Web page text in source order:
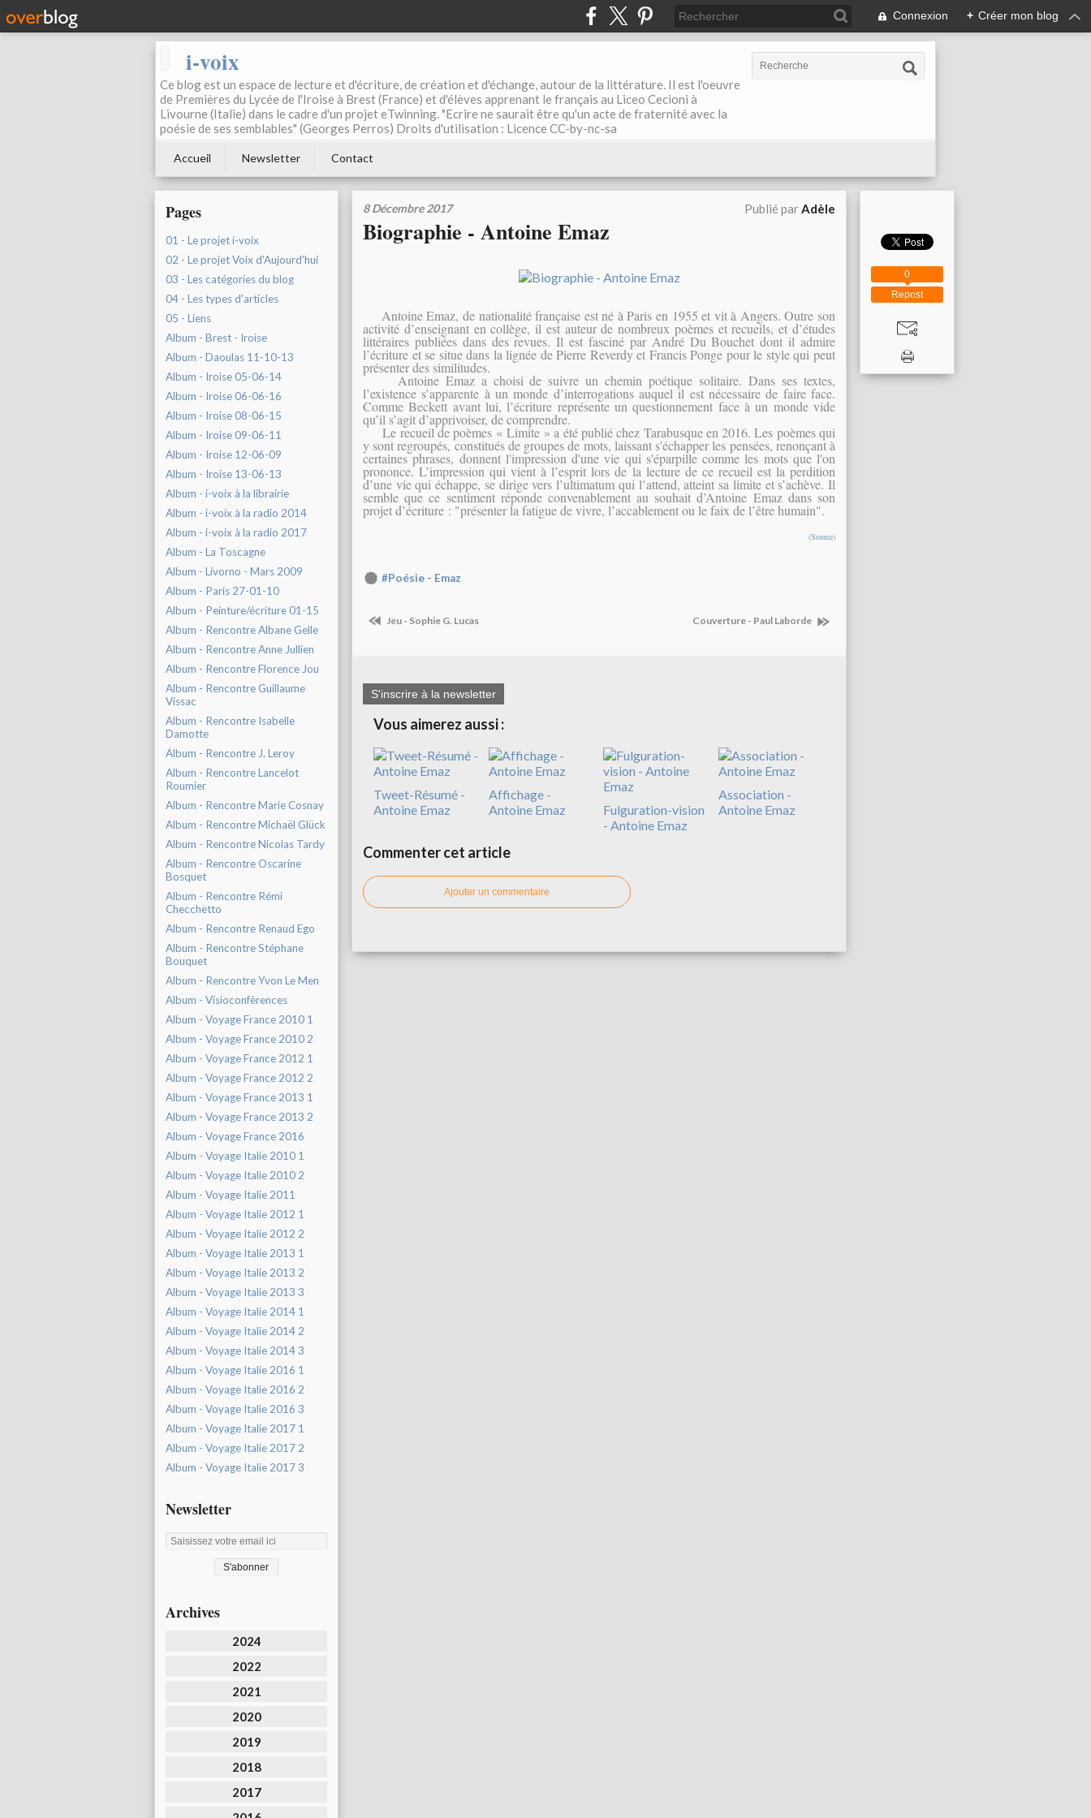
Connexion + Créer mon blog
i-voix
Ce blog est un espace de lecture et d'écriture, de création et d'échange, autour de la littérature. Il est l'oeuvre
de Premières du Lycée de l'Iroise à Brest (France) et d'élèves apprenant le français au Liceo Cecioni à
Livourne (Italie) dans le cadre d'un projet eTwinning. "Ecrire ne saurait être qu'un acte de fraternité avec la
poésie de ses semblables" (Georges Perros) Droits d'utilisation : Licence CC-by-nc-sa
Accueil Newsletter Contact
Pages
01 - Le projet i-voix
02 - Le projet Voix d'Aujourd'hui
03 - Les catégories du blog
04 - Les types d'articles
05 - Liens
Album - Brest - Iroise
Album - Daoulas 11-10-13
Album - Iroise 05-06-14
Album - Iroise 06-06-16
Album - Iroise 08-06-15
Album - Iroise 09-06-11
Album - Iroise 12-06-09
Album - Iroise 13-06-13
Album - i-voix à la librairie
Album - i-voix à la radio 2014
Album - i-voix à la radio 2017
Album - La Toscagne
Album - Livorno - Mars 2009
Album - Paris 27-01-10
Album - Peinture/écriture 01-15
Album - Rencontre Albane Gelle
Album - Rencontre Anne Jullien
Album - Rencontre Florence Jou
Album - Rencontre Guillaume
Vissac
Album - Rencontre Isabelle
Damotte
Album - Rencontre J. Leroy
Album - Rencontre Lancelot
Roumier
Album - Rencontre Marie Cosnay
Album - Rencontre Michaël Glück
Album - Rencontre Nicolas Tardy
Album - Rencontre Oscarine
Bosquet
Album - Rencontre Rémi
Checchetto
Album - Rencontre Renaud Ego
Album - Rencontre Stéphane
Bouquet
Album - Rencontre Yvon Le Men
Album - Visioconfèrences
Album - Voyage France 2010 1
Album - Voyage France 2010 2
Album - Voyage France 2012 1
Album - Voyage France 2012 2
Album - Voyage France 2013 1
Album - Voyage France 2013 2
Album - Voyage France 2016
Album - Voyage Italie 2010 1
Album - Voyage Italie 2010 2
Album - Voyage Italie 2011
Album - Voyage Italie 2012 1
Album - Voyage Italie 2012 2
Album - Voyage Italie 2013 1
Album - Voyage Italie 2013 2
Album - Voyage Italie 2013 3
Album - Voyage Italie 2014 1
Album - Voyage Italie 2014 2
Album - Voyage Italie 2014 3
Album - Voyage Italie 2016 1
Album - Voyage Italie 2016 2
Album - Voyage Italie 2016 3
Album - Voyage Italie 2017 1
Album - Voyage Italie 2017 2
Album - Voyage Italie 2017 3
Newsletter
Archives
2024
2022
2021
2020
2019
2018
2017
8 Décembre 2017 Publié parAdèle
Biographie - Antoine Emaz
Antoine Emaz, de nationalité française est né à Paris en 1955 et vit à Angers. Outre son
activité d’enseignant en collège, il est auteur de nombreux poèmes et recueils, et d’études
littéraires publiées dans des revues. Il est fasciné par André Du Bouchet dont il admire
l’écriture et se situe dans la lignée de Pierre Reverdy et Francis Ponge pour le style qui peut
présenter des similitudes.
Antoine Emaz a choisi de suivre un chemin poétique solitaire. Dans ses textes,
l’existence s’apparente à un monde d’interrogations auquel il est nécessaire de faire face.
Comme Beckett avant lui, l’écriture représente un questionnement face à un monde vide
qu’il s’agit d’apprivoiser, de comprendre.
Le recueil de poèmes « Limite » a été publié chez Tarabusque en 2016. Les poèmes qui
y sont regroupés, constitués de groupes de mots, laissant s'échapper les pensées, renonçant à
certaines phrases, donnent l'impression d'une vie qui s'éparpille comme les mots que l'on
prononce. L’impression qui vient à l’esprit lors de la lecture de ce recueil est la perdition
d’une vie qui échappe, se dirige vers l’ultimatum qui l’attend, atteint sa limite et s’achève. Il
semble que ce sentiment réponde convenablement au souhait d’Antoine Emaz dans son
projet d’écriture : "présenter la fatigue de vivre, l’accablement ou le faix de l’être humain".
(Source)
#Poésie - Emaz
Jeu - Sophie G. Lucas Couverture - Paul Laborde
S'inscrire à la newsletter
Vous aimerez aussi :
Tweet-Résumé -
Antoine Emaz
Affichage -
Antoine Emaz
Fulguration-vision
- Antoine Emaz
Association -
Antoine Emaz
Commenter cet article
Ajouter un commentaire
Repost
0